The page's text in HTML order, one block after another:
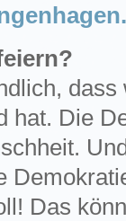
hat. Die
Das